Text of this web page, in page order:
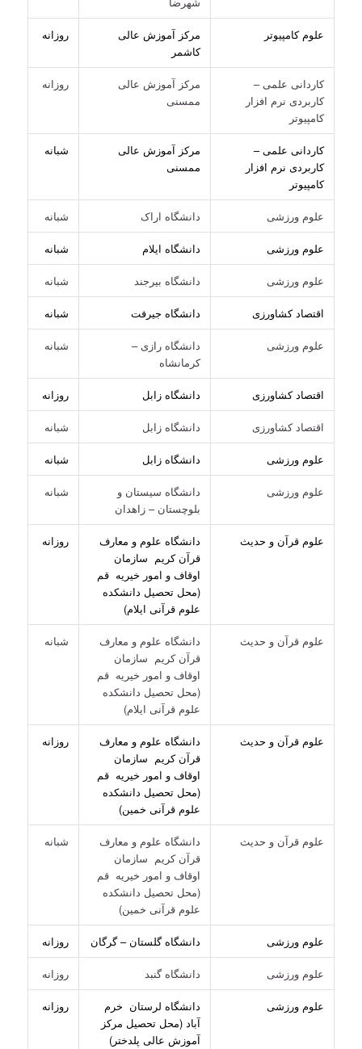
علوم کامپیوتر
مرکز آموزش عالی
کاشمر
روزانه
کاردانی علمی –
کاربردی نرم افزار
کامپیوتر
مرکز آموزش عالی
ممسنی
روزانه
کاردانی علمی –
کاربردی نرم افزار
کامپیوتر
مرکز آموزش عالی
ممسنی
شبانه
علوم ورزشی دانشگاه اراک شبانه
علوم ورزشی دانشگاه ایلام شبانه
علوم ورزشی دانشگاه بیرجند شبانه
اقتصاد کشاورزی دانشگاه جیرفت شبانه
علوم ورزشی
دانشگاه رازی –
کرمانشاه
شبانه
اقتصاد کشاورزی دانشگاه زابل روزانه
اقتصاد کشاورزی دانشگاه زابل شبانه
علوم ورزشی دانشگاه زابل شبانه
علوم ورزشی
دانشگاه سیستان و
بلوچستان – زاهدان
شبانه
علوم قرآن و حدیث
دانشگاه علوم و معارف
قرآن کریم سازمان
اوقاف و امور خیریه قم
(محل تحصیل دانشکده
علوم قرآنی ایلام)
روزانه
علوم قرآن و حدیث
دانشگاه علوم و معارف
قرآن کریم سازمان
اوقاف و امور خیریه قم
(محل تحصیل دانشکده
علوم قرآنی ایلام)
شبانه
علوم قرآن و حدیث
دانشگاه علوم و معارف
قرآن کریم سازمان
اوقاف و امور خیریه قم
(محل تحصیل دانشکده
علوم قرآنی خمین)
روزانه
علوم قرآن و حدیث
دانشگاه علوم و معارف
قرآن کریم سازمان
اوقاف و امور خیریه قم
(محل تحصیل دانشکده
علوم قرآنی خمین)
شبانه
علوم ورزشی دانشگاه گلستان – گرگان روزانه
علوم ورزشی دانشگاه گنبد روزانه
علوم ورزشی
دانشگاه لرستان خرم
آباد (محل تحصیل مرکز
آموزش عالی پلدختر)
روزانه